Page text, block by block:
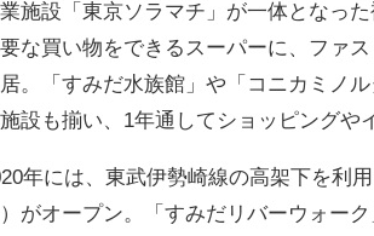
施設「東京ソラマチ」が一体となっ
な買い物をできるスーパーに、ファ
居。「すみだ水族館」や「コニカミ
施設も揃い、1年通してショッピングや
年には、東武伊勢崎線の高架下を利
がオープン。「すみだリバーウォー